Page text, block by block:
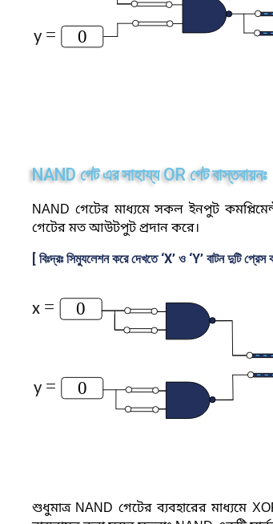
0
y =
NANDগেটএরসাহায্যORগেটবাস্তবায়নঃ
NAND গেটের মাধ্যমে সকল ইনপুট
গেটের মত আউটপুট প্রদান করে।
[ বিঃদ্রঃ সিম্যুলেশন করে দেখতে ‘X’ ও ‘Y’ বাটন দুটি
0
y =
0
x =
শুধুমাত্র NAND গেটের ব্যবহারের মাধ্যমে